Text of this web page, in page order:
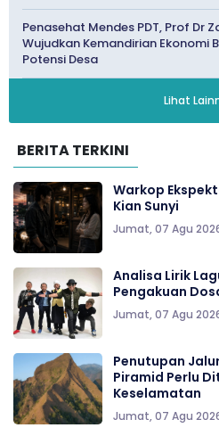
Penasehat Mendes PDT, Prof Dr
Wujudkan Kemandirian Ekonomi
Potensi Desa
Lihat
BERITA TERKINI
Warkop
Kian Sunyi
Jumat, 07 Agu
Analisa Lirik
Pengakuan
Jumat, 07 Agu 2026
Penutupan
Piramid Perlu
Keselamatan
Jumat, 07 Agu